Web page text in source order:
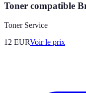
Toner compatible
Toner Service
12 EURVoir le prix